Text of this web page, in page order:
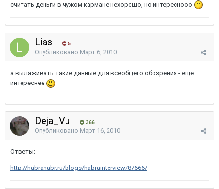
считать деньги в чужом кармане нехорошо, но интереснооо
Lias 5
Опубликовано Март 6, 2010
а вылаживать такие данные для всеобщего обозрения - еще
интереснее
Deja_Vu 366
Опубликовано Март 16, 2010
Ответы:
http://habrahabr.ru/blogs/habrainterview/87666/